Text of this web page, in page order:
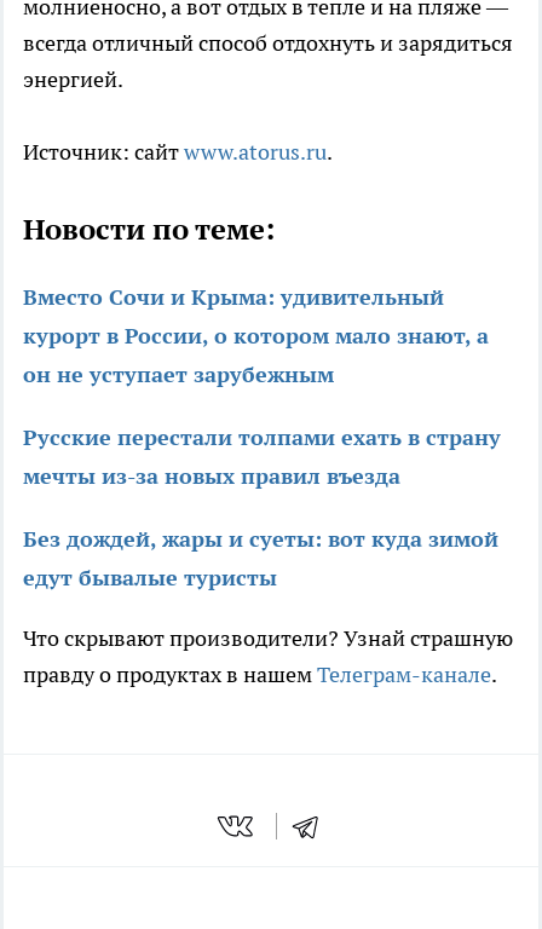
молниеносно, а вот отдых в тепле и на пляже —
всегда отличный способ отдохнуть и зарядиться
энергией.
Источник: сайтwww.atorus.ru.
Новости по теме:
Вместо Сочи и Крыма: удивительный
курорт в России, о котором мало знают, а
он не уступает зарубежным
Русские перестали толпами ехать в страну
мечты из-за новых правил въезда
Без дождей, жары и суеты: вот куда зимой
едут бывалые туристы
Что скрывают производители? Узнай страшную
правду о продуктах в нашемТелеграм-канале.